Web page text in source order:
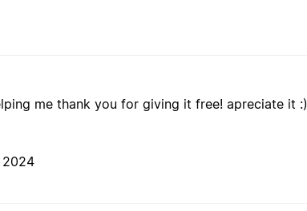
me thank you for giving it free! apreciate it :)